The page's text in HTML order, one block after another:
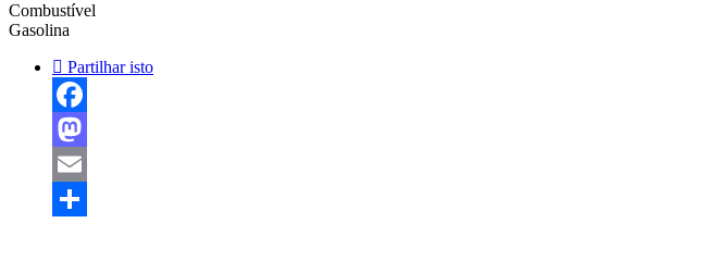
Combustível
Gasolina
Partilhar isto
Facebook
Mastodon
Email